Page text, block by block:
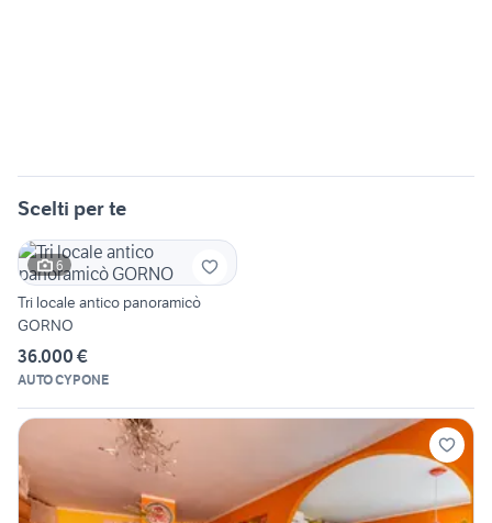
Scelti per te
6
Tri locale antico panoramicò
GORNO
36.000 €
AUTO CYPONE